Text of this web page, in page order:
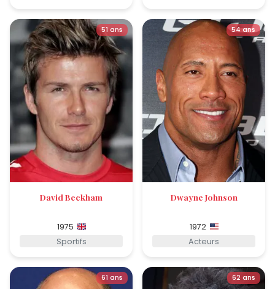
51 ans
David Beckham
1975
Sportifs
54 ans
Dwayne Johnson
1972
Acteurs
61 ans 62 ans